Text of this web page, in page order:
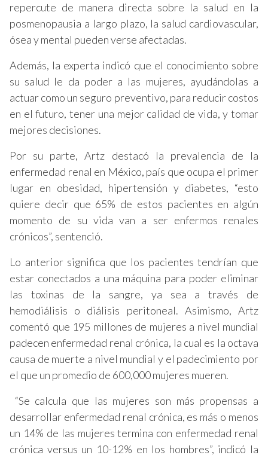
repercute de manera directa sobre la salud en la
posmenopausia a largo plazo, la salud cardiovascular,
ósea y mental pueden verse afectadas.
Además, la experta indicó que el conocimiento sobre
su salud le da poder a las mujeres, ayudándolas a
actuar como un seguro preventivo, para reducir costos
en el futuro, tener una mejor calidad de vida, y tomar
mejores decisiones.
Por su parte, Artz destacó la prevalencia de la
enfermedad renal en México, país que ocupa el primer
lugar en obesidad, hipertensión y diabetes, “esto
quiere decir que 65% de estos pacientes en algún
momento de su vida van a ser enfermos renales
crónicos”, sentenció.
Lo anterior significa que los pacientes tendrían que
estar conectados a una máquina para poder eliminar
las toxinas de la sangre, ya sea a través de
hemodiálisis o diálisis peritoneal. Asimismo, Artz
comentó que 195 millones de mujeres a nivel mundial
padecen enfermedad renal crónica, la cual es la octava
causa de muerte a nivel mundial y el padecimiento por
el que un promedio de 600,000 mujeres mueren.
“Se calcula que las mujeres son más propensas a
desarrollar enfermedad renal crónica, es más o menos
un 14% de las mujeres termina con enfermedad renal
crónica versus un 10-12% en los hombres”, indicó la